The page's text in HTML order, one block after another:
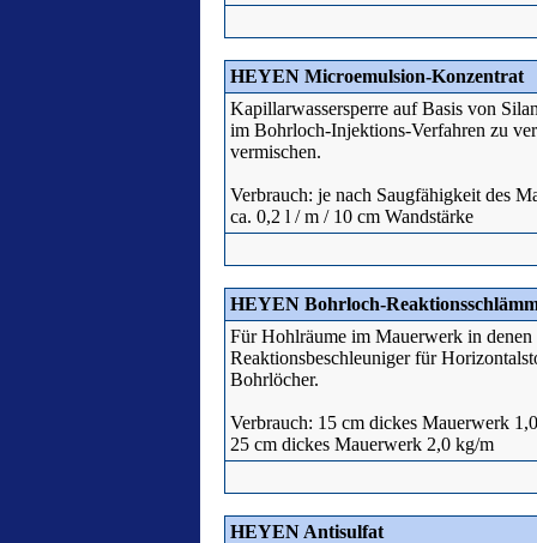
HEYEN Microemulsion-Konzentrat
Kapillarwassersperre auf Basis von
im Bohrloch-Injektions-Verfahren zu
vermischen.
Verbrauch: je nach Saugfähigkeit des
ca. 0,2 l / m / 10 cm Wandstärke
HEYEN Bohrloch-
Für Hohlräume im Mauerwerk in
Reaktionsbeschleuniger für
Bohrlöcher.
Verbrauch: 15 cm dickes Mauerwerk
25 cm dickes Mauerwerk 2,0 kg/m
HEYEN Antisulfat